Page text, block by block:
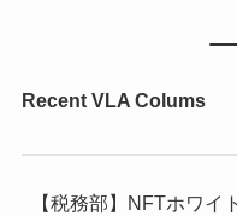
Recent VLA Colums
【税務部】NFTホワ